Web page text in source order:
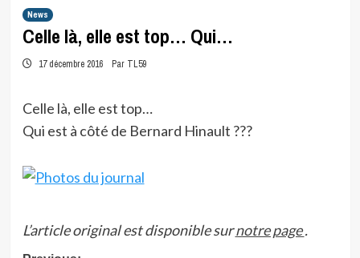
News
Celle là, elle est top… Qui…
17 décembre 2016 Par TL59
Celle là, elle est top…
Qui est à côté de Bernard Hinault ???
L’article original est disponible surnotre page.